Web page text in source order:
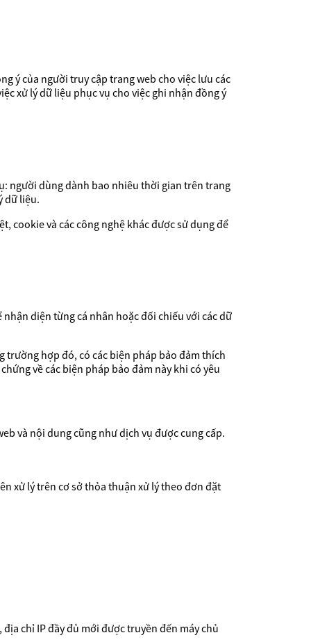
ý của người truy cập trang web cho việc lưu các
xử lý dữ liệu phục vụ cho việc ghi nhận đồng ý
người dùng dành bao nhiêu thời gian trên trang
dữ liệu.
cookie và các công nghệ khác được sử dụng để
diện từng cá nhân hoặc đối chiếu với các dữ
trường hợp đó, có các biện pháp bảo đảm thích
về các biện pháp bảo đảm này khi có yêu
và nội dung cũng như dịch vụ được cung cấp.
xử lý trên cơ sở thỏa thuận xử lý theo đơn đặt
chỉ IP đầy đủ mới được truyền đến máy chủ